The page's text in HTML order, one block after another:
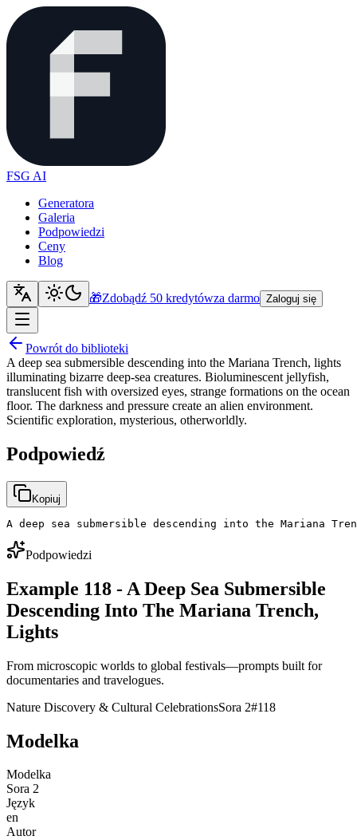
FSG AI
Generatora
Galeria
Podpowiedzi
Ceny
Blog
🎁Zdobądź 50 kredytówza darmo Zaloguj się
Powrót do biblioteki
A deep sea submersible descending into the Mariana Trench, lights
illuminating bizarre deep-sea creatures. Bioluminescent jellyfish,
translucent fish with oversized eyes, strange formations on the ocean
floor. The darkness and pressure create an alien environment.
Scientific exploration, mysterious, otherworldly.
Podpowiedź
Kopiuj
A deep sea submersible descending into the
Podpowiedzi
Example 118 - A Deep Sea Submersible
Descending Into The Mariana Trench,
Lights
From microscopic worlds to global festivals—prompts built for
documentaries and travelogues.
Nature Discovery & Cultural CelebrationsSora 2#118
Modelka
Modelka
Sora 2
Język
en
Autor